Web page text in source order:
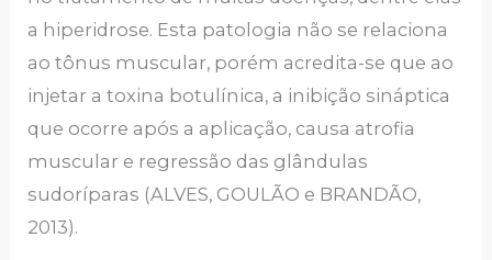
a hiperidrose. Esta patologia não se relaciona
ao tônus muscular, porém acredita-se que ao
injetar a toxina botulínica, a inibição sináptica
que ocorre após a aplicação, causa atrofia
muscular e regressão das glândulas
sudoríparas (ALVES, GOULÃO e BRANDÃO,
2013).